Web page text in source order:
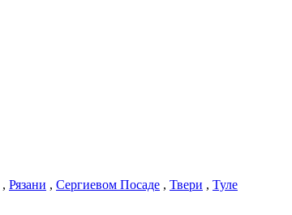
, Рязани , Сергиевом Посаде , Твери , Туле